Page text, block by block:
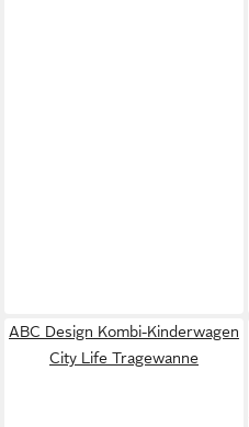
ABC Design Kombi-Kinderwagen
City Life Tragewanne